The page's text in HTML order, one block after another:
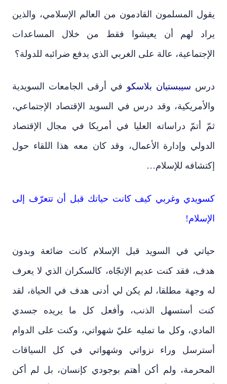
يقول المسلمون القادمون من العالم الإسلامي، والذين
يراد لهم أن يعيشوا فقط من خلال المساعدات
الإجتماعية، عالة على الغربي الذي يدفع ضرائبه للدولة؟
درس سيبستيان بلاسكو في أرقى الجامعات السويدية
والأمريكية، وقد درس في السويد الإقتصاد الإجتماعي،
ثمّ أتمّ دراساته العليا في أمريكا في مجال الإقتصاد
الدولي وإدارة الأعمال، وقد كان معه هذا اللقاء حول
إكتشافه للإسلام…
كسويدي وغربي كيف كانت حياتك قبل أن تتعرّف إلى
الإسلام!
حياتي في السويد قبل الإسلام كانت ضائعة وبدون
هدف، فقد كنت عديم الإتجّاه، كالسكران الذي لا يعرف
له وجهة مطلقا، لم يكن لي أدنى هدف في الحياة، لقد
كنت أستسهل الذنب، وأفعل كل ما يريده جسدي
المادي، وكل ما تمليه عليّ شهواتي، وكنت على الدوام
أسترسل وراء نزواتي وشهواتي في كل السياقات
المحرمة، ولم أكن أهتم بوجودي كإنسان، بل لم أكن